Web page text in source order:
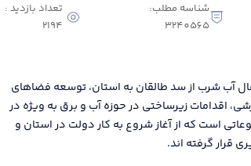
شناسه مطلب:
3240565
تعداد بازدید :
2194
آب شرب از سد طالقان به استان، توسعه فضاهای
اقدامات زیرساختی در حوزه آب و برق به ویژه در
است که از آغاز شروع به کار دولت در استان و
قرار گرفته اند.